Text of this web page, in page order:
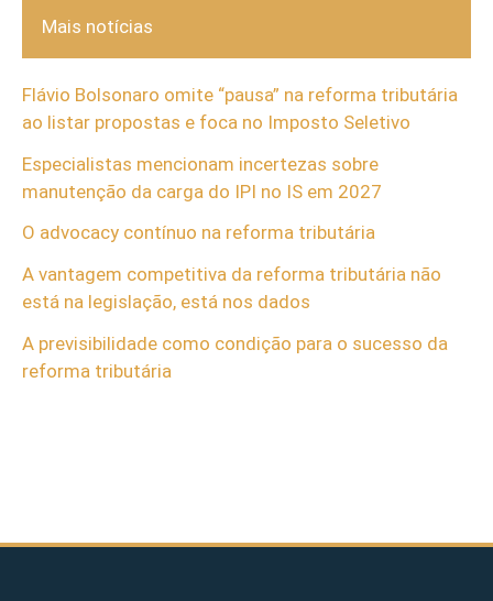
Mais notícias
Flávio Bolsonaro omite “pausa” na reforma tributária
ao listar propostas e foca no Imposto Seletivo
Especialistas mencionam incertezas sobre
manutenção da carga do IPI no IS em 2027
O advocacy contínuo na reforma tributária
A vantagem competitiva da reforma tributária não
está na legislação, está nos dados
A previsibilidade como condição para o sucesso da
reforma tributária